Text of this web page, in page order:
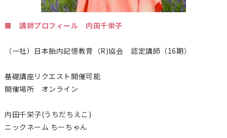
■ 講師プロフィール 内田千栄子
（一社）日本胎内記憶教育（R)協会 認定講師（16期）
基礎講座リクエスト開催可能
開催場所 オンライン
内田千栄子(うちだちえこ)
ニックネーム ちーちゃん